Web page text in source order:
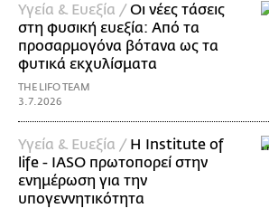
Υγεία & Ευεξία /Οι νέες τάσεις
στη φυσική ευεξία: Από τα
προσαρμογόνα βότανα ως τα
φυτικά εκχυλίσματα
THE LIFO TEAM
3.7.2026
Υγεία & Ευεξία / Η Institute of
life - IASO πρωτοπορεί στην
ενημέρωση για την
υπογεννητικότητα